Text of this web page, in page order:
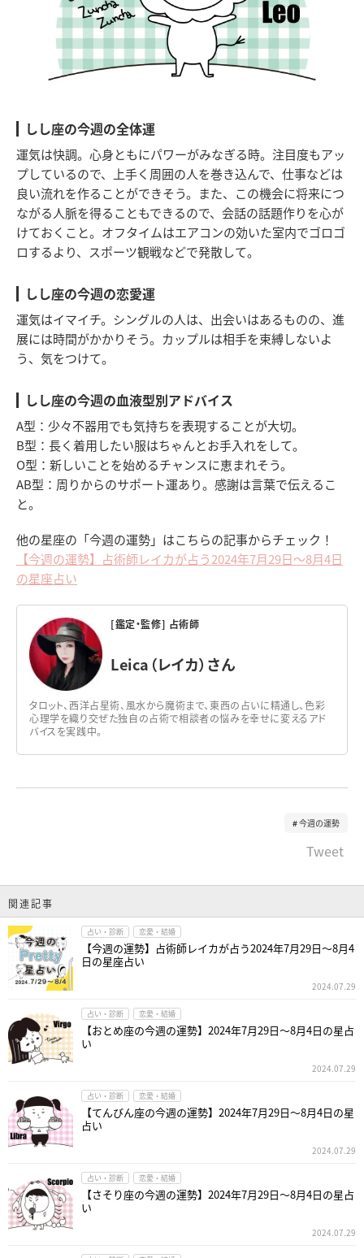
しし座の今週の全体運
運気は快調。心身ともにパワーがみなぎる時。注目度もアッ
プしているので、上手く周囲の人を巻き込んで、仕事などは
良い流れを作ることができそう。また、この機会に将来につ
ながる人脈を得ることもできるので、会話の話題作りを心が
けておくこと。オフタイムはエアコンの効いた室内でゴロゴ
ロするより、スポーツ観戦などで発散して。
しし座の今週の恋愛運
運気はイマイチ。シングルの人は、出会いはあるものの、進
展には時間がかかりそう。カップルは相手を束縛しないよ
う、気をつけて。
しし座の今週の血液型別アドバイス
A型：少々不器用でも気持ちを表現することが大切。
B型：長く着用したい服はちゃんとお手入れをして。
O型：新しいことを始めるチャンスに恵まれそう。
AB型：周りからのサポート運あり。感謝は言葉で伝えるこ
と。
他の星座の「今週の運勢」はこちらの記事からチェック！
【今週の運勢】占術師レイカが占う2024年7月29日～8月4日
の星座占い
[鑑定・監修] 占術師
Leica（レイカ）さん
タロット、西洋占星術、風水から魔術まで、東西の占いに精通し、色彩
心理学を織り交ぜた独自の占術で相談者の悩みを幸せに変えるアド
バイスを実践中。
今週の運勢
Tweet
関連記事
占い・診断 恋愛・結婚
【今週の運勢】占術師レイカが占う2024年7月29日～8月4
日の星座占い
2024.07.29
占い・診断 恋愛・結婚
【おとめ座の今週の運勢】2024年7月29日～8月4日の星占
い
2024.07.29
占い・診断 恋愛・結婚
【てんびん座の今週の運勢】2024年7月29日～8月4日の星
占い
2024.07.29
占い・診断 恋愛・結婚
【さそり座の今週の運勢】2024年7月29日～8月4日の星占
い
2024.07.29